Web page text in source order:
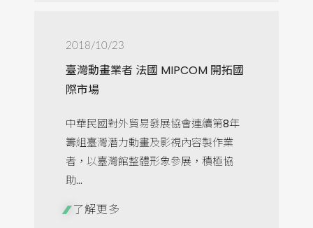
2018/10/23
臺灣動畫業者 法國 MIPCOM 開拓國
際市場
中華民國對外貿易發展協會連續第8年
籌組臺灣潛力動畫及影視內容製作業
者，以臺灣館整體形象參展，積極協
助...
了解更多